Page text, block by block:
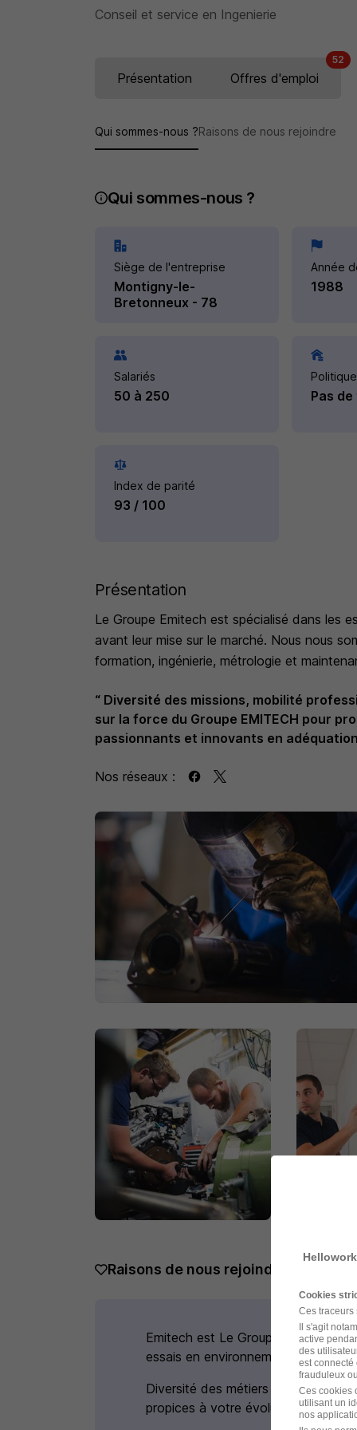
Conseil et service en Ingenierie
Présentation Offres d'emploi
52
Qui sommes-nous ?Raisons de nous rejoindre
Qui sommes-nous ?
Siège de l'entreprise
Montigny-le-
Bretonneux - 78
Année
1988
Salariés
50 à 250 Pas
Index de parité
93 / 100
Présentation
Le Groupe Emitech est spécialisé dans les
avant leur mise sur le marché. Nous nous
formation, ingénierie, métrologie et
“ Diversité des missions, mobilité
sur la force du Groupe EMITECH pour
passionnants et innovants en
Nos réseaux :
Raisons de nous rejoindre
Emitech est Le Groupe leader des
essais en environnement
Diversité des métiers et
propices à votre évolution
Cookies
Ces traceurs
Il s'agit
active
des
est connecté
frauduleux
Ces cookies
utilisant un
nos